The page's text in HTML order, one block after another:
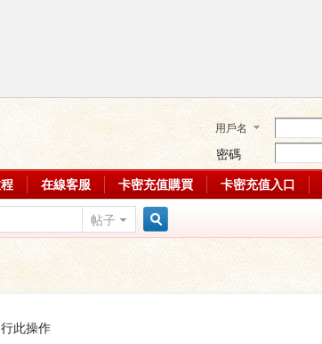
用戶名
密碼
在線客服 卡密充值購買 卡密充值入口
帖子
此操作